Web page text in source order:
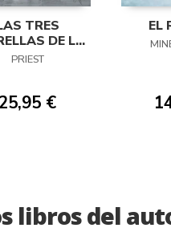
TRES
DE LA
01
PRIEST
25,95 €
EL
libros del